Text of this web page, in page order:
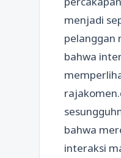
menjadi
pelanggan
bahwa
bahwa
interaksi